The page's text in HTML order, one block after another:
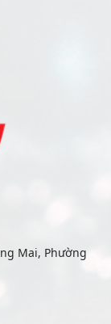
Mai, Phường